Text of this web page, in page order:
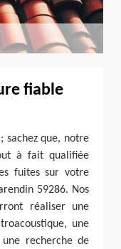
fiable
sachez que, notre
à fait qualifiée
fuites sur votre
59286. Nos
réaliser une
une
recherche de